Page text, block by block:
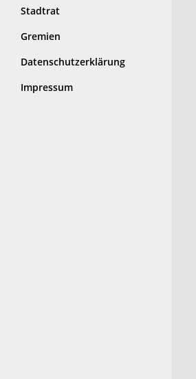
Stadtrat
Gremien
Datenschutzerklärung
Impressum